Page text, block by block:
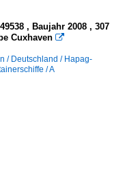
, Baujahr 2008 , 307
Cuxhaven 
/ Deutschland / Hapag-
/ A